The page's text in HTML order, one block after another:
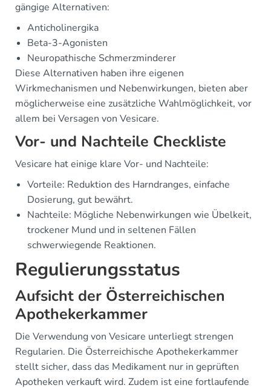
gängige Alternativen:
Anticholinergika
Beta-3-Agonisten
Neuropathische Schmerzminderer
Diese Alternativen haben ihre eigenen
Wirkmechanismen und Nebenwirkungen, bieten aber
möglicherweise eine zusätzliche Wahlmöglichkeit, vor
allem bei Versagen von Vesicare.
Vor- und Nachteile Checkliste
Vesicare hat einige klare Vor- und Nachteile:
Vorteile: Reduktion des Harndranges, einfache
Dosierung, gut bewährt.
Nachteile: Mögliche Nebenwirkungen wie Übelkeit,
trockener Mund und in seltenen Fällen
schwerwiegende Reaktionen.
Regulierungsstatus
Aufsicht der Österreichischen
Apothekerkammer
Die Verwendung von Vesicare unterliegt strengen
Regularien. Die Österreichische Apothekerkammer
stellt sicher, dass das Medikament nur in geprüften
Apotheken verkauft wird. Zudem ist eine fortlaufende